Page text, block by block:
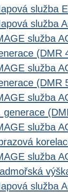
služba
služba
služba
(DMR
služba
(DMR
služba
generace
služba
služba
služba